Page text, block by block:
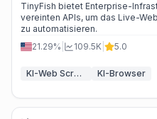
TinyFish bietet Enterprise-
vereinten APIs, um das Live-
zu automatisieren.
21.29%
109.5K 5.0
KI-Web Scraper KI-Browser